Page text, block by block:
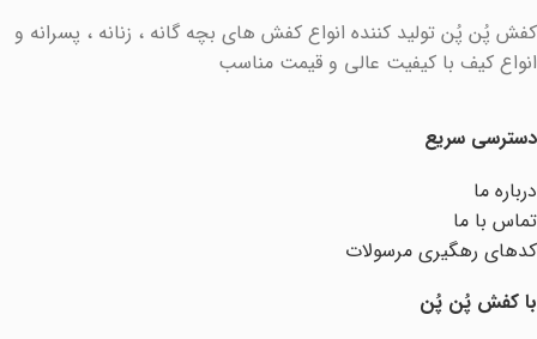
کفش پُن پُن تولید کننده انواع کفش های بچه گانه ، زنانه ، پسرانه و
انواع کیف با کیفیت عالی و قیمت مناسب
دسترسی سریع
درباره ما
تماس با ما
کدهای رهگیری مرسولات
با کفش پُن پُن